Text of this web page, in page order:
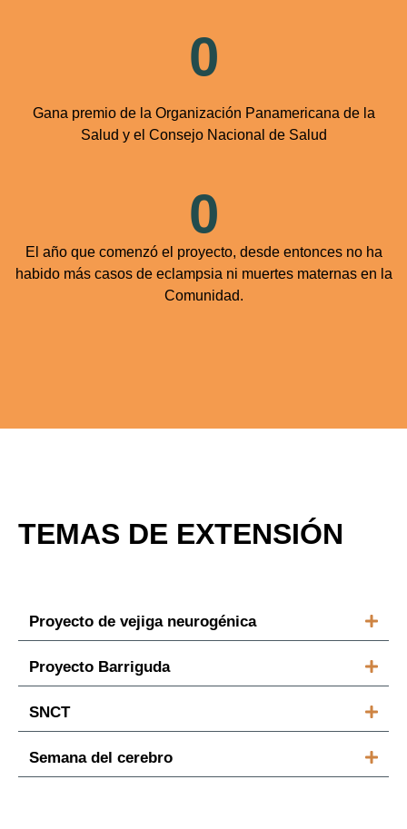
0
Gana premio de la Organización Panamericana de la
Salud y el Consejo Nacional de Salud
0
El año que comenzó el proyecto, desde entonces no ha
habido más casos de eclampsia ni muertes maternas en la
Comunidad.
TEMAS DE EXTENSIÓN
Proyecto de vejiga neurogénica
Proyecto Barriguda
SNCT
Semana del cerebro